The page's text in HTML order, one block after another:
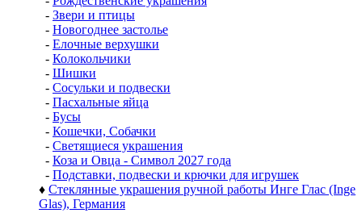
- Звери и птицы
- Новогоднее застолье
- Елочные верхушки
- Колокольчики
- Шишки
- Сосульки и подвески
- Пасхальные яйца
- Бусы
- Кошечки, Собачки
- Светящиеся украшения
- Коза и Овца - Символ 2027 года
- Подставки, подвески и крючки для игрушек
♦ Стеклянные украшения ручной работы Инге Глас (Inge
Glas), Германия